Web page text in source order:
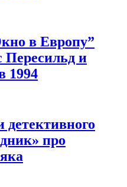
в Европу”
и
1994
про